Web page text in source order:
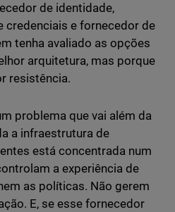
de identidade,
e fornecedor de
tenha avaliado as opções
arquitetura, mas porque
resistência.
problema que vai além da
a infraestrutura de
está concentrada num
a experiência de
as políticas. Não gerem
E, se esse fornecedor